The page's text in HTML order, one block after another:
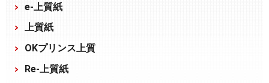
e-上質紙
上質紙
OKプリンス上質
Re-上質紙